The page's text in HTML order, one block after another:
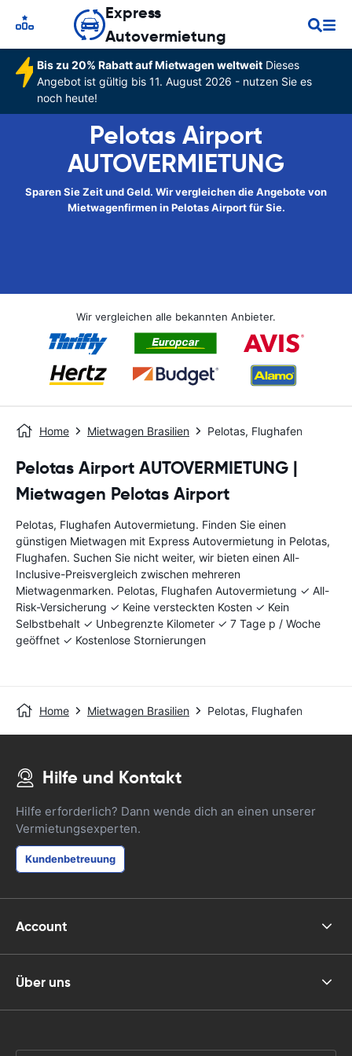
Express
Autovermietung
Bis zu 20% Rabatt auf Mietwagen weltweitDieses
Angebot ist gültig bis 11. August 2026 - nutzen Sie es
noch heute!
Pelotas Airport
AUTOVERMIETUNG
Sparen Sie Zeit und Geld. Wir vergleichen die Angebote von
Mietwagenfirmen in Pelotas Airport für Sie.
Wir vergleichen alle bekannten Anbieter.
Home Mietwagen Brasilien Pelotas, Flughafen
Pelotas Airport AUTOVERMIETUNG |
Mietwagen Pelotas Airport
Pelotas, Flughafen Autovermietung. Finden Sie einen
günstigen Mietwagen mit Express Autovermietung in Pelotas,
Flughafen. Suchen Sie nicht weiter, wir bieten einen All-
Inclusive-Preisvergleich zwischen mehreren
Mietwagenmarken. Pelotas, Flughafen Autovermietung ✓ All-
Risk-Versicherung ✓ Keine versteckten Kosten ✓ Kein
Selbstbehalt ✓ Unbegrenzte Kilometer ✓ 7 Tage p / Woche
geöffnet ✓ Kostenlose Stornierungen
Home Mietwagen Brasilien Pelotas, Flughafen
Hilfe und Kontakt
Hilfe erforderlich? Dann wende dich an einen unserer
Vermietungsexperten.
Kundenbetreuung
Account
Über uns